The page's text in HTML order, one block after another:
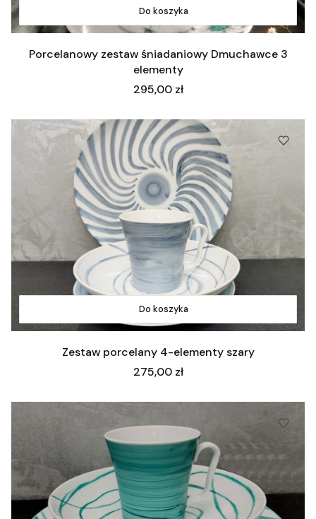
Do koszyka
Porcelanowy zestaw śniadaniowy Dmuchawce 3
elementy
Cena
295,00 zł
Do koszyka
Zestaw porcelany 4-elementy szary
Cena
275,00 zł